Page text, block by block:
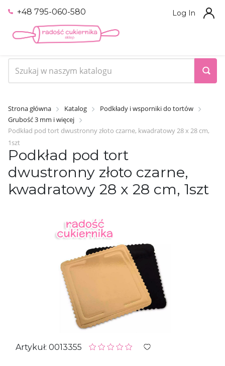
+48 795-060-580 Log In
Strona główna Katalog
Podkłady i wsporniki do tortów
Grubość 3 mm i więcej
Podkład pod tort dwustronny złoto czarne, kwadratowy 28 x 28 cm,
1szt
Podkład pod tort
dwustronny złoto czarne,
kwadratowy 28 x 28 cm, 1szt
Artykuł: 0013355